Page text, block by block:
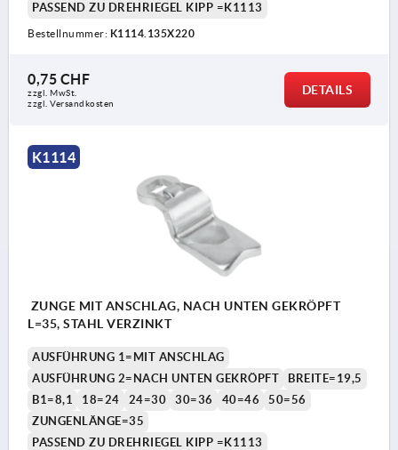
PASSEND ZU DREHRIEGEL KIPP =K1113
Bestellnummer: K1114.135X220
0,75 CHF
zzgl. MwSt.
zzgl. Versandkosten
DETAILS
K1114
ZUNGE MIT ANSCHLAG, NACH UNTEN GEKRÖPFT
L=35, STAHL VERZINKT
AUSFÜHRUNG 1=MIT ANSCHLAG
AUSFÜHRUNG 2=NACH UNTEN GEKRÖPFT
BREITE=19,5
B1=8,1
18=24 24=30 30=36 40=46
50=56
ZUNGENLÄNGE=35
PASSEND ZU DREHRIEGEL KIPP =K1113